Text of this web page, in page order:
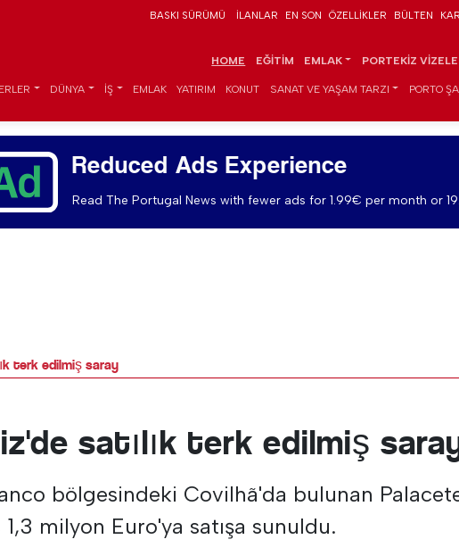
BASKI SÜRÜMÜ İLANLAR EN SON ÖZELLIKLER BÜLTEN
HOME EĞITIM EMLAK PORTEKIZ
DÜNYA İŞ EMLAK YATIRIM KONUT SANAT VE YAŞAM TARZI PORTO
Reduced Ads Experience
Read The Portugal News with fewer ads for 1.99€ per month or
terk edilmiş saray
satılık terk edilmiş
bölgesindeki Covilhã'da bulunan
milyon Euro'ya satışa sunuldu.